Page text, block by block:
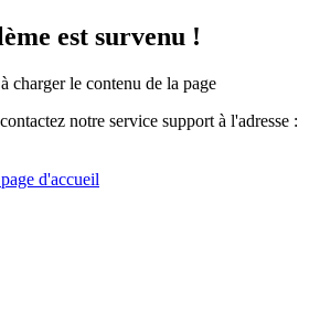
est survenu !
charger le contenu de la page
notre service support à l'adresse :
d'accueil